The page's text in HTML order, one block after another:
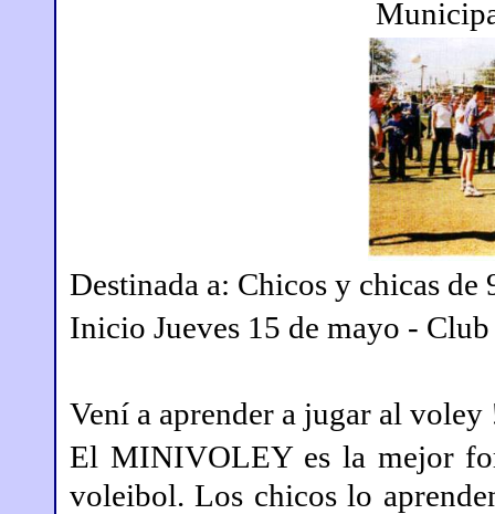
Destinada a: Chicos y chicas de
Inicio Jueves 15 de mayo - Club
Vení a aprender a jugar al
El MINIVOLEY es la mejor
voleibol. Los chicos lo